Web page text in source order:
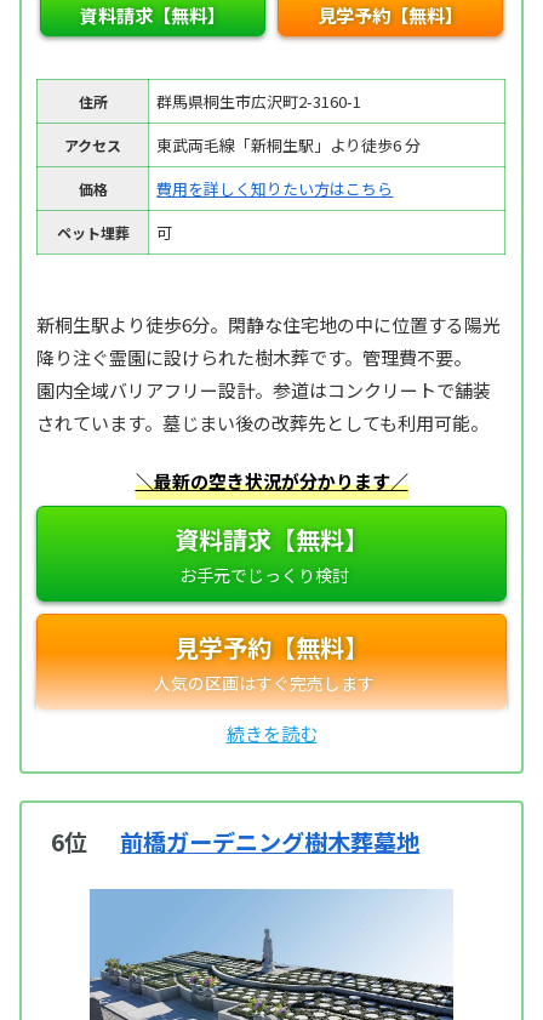
資料請求【無料】 見学予約【無料】
住所 群馬県桐生市広沢町2-3160-1
アクセス 東武両毛線「新桐生駅」より徒歩6 分
価格 費用を詳しく知りたい方はこちら
ペット埋葬 可
新桐生駅より徒歩6分。閑静な住宅地の中に位置する陽光
降り注ぐ霊園に設けられた樹木葬です。管理費不要。
園内全域バリアフリー設計。参道はコンクリートで舗装
されています。墓じまい後の改葬先としても利用可能。
＼最新の空き状況が分かります／
資料請求【無料】
見学予約【無料】
6位 前橋ガーデニング樹木葬墓地